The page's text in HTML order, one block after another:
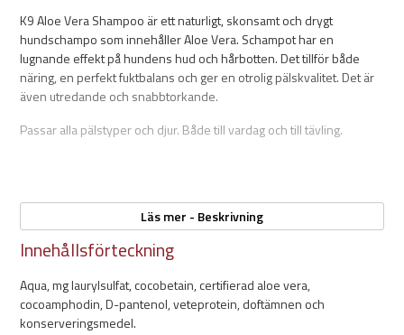
K9 Aloe Vera Shampoo är ett naturligt, skonsamt och drygt
hundschampo som innehåller Aloe Vera. Schampot har en
lugnande effekt på hundens hud och hårbotten. Det tillför både
näring, en perfekt fuktbalans och ger en otrolig pälskvalitet. Det är
även utredande och snabbtorkande.
Passar alla pälstyper och djur. Både till vardag och till tävling.
2,7liter
Kan spädas 1:20
Skonsamt och drygt
Passar alla pälstyper
Snabbtorkande
Läs mer - Beskrivning
Innehållsförteckning
Aqua, mg laurylsulfat, cocobetain, certifierad aloe vera,
cocoamphodin, D-pantenol, veteprotein, doftämnen och
konserveringsmedel.